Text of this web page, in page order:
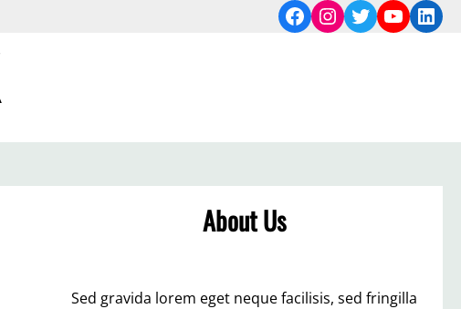
Facebook
Instagram
Twitter
About Us
Sed gravida lorem eget neque facilisis, sed fringilla